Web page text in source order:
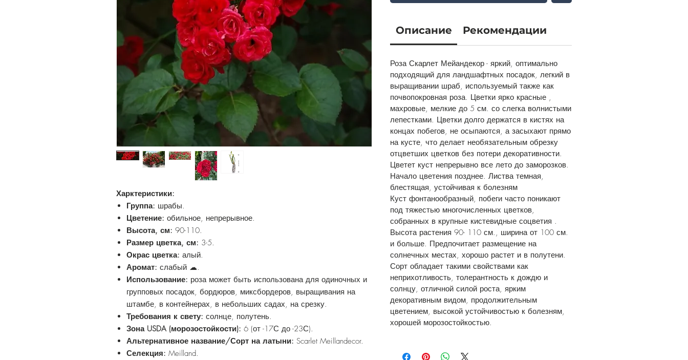
Харктеристики:
Группа: шрабы.
Цветение: обильное, непрерывное.
Высота, см: 90-110.
Размер цветка, см: 3-5.
Окрас цветка: алый.
Аромат: слабый ☁.
Использование: роза может быть использована для одиночных и
групповых посадок, бордюров, миксбордеров, выращивания на
штамбе, в контейнерах, в небольших садах, на срезку.
Требования к свету: солнце, полутень.
Зона USDA (морозостойкости): 6 (от -17С до -23С).
Альтернативное название/Сорт на латыни: Scarlet Meillandecor.
Селекция: Meilland.
Описание Рекомендации
Роза Скарлет Мейандекор - яркий, оптимально
подходящий для ландшафтных посадок, легкий в
выращивании шраб, используемый также как
почвопокровная роза. Цветки ярко красные ,
махровые, мелкие до 5 см. со слегка волнистыми
лепестками. Цветки долго держатся в кистях на
концах побегов, не осыпаются, а засыхают прямо
на кусте, что делает необязательным обрезку
отцветших цветков без потери декоративности.
Цветет куст непрерывно все лето до заморозков.
Начало цветения позднее. Листва темная,
блестящая, устойчивая к болезням
Куст фонтанообразный, побеги часто поникают
под тяжестью многочисленных цветков,
собранных в крупные кистевидные соцветия .
Высота растения 90- 110 см., ширина от 100 см.
и больше. Предпочитает размещение на
солнечных местах, хорошо растет и в полутени.
Сорт обладает такими свойствами как
неприхотливость, толерантность к дождю и
солнцу, отличной силой роста, ярким
декоративным видом, продолжительным
цветением, высокой устойчивостью к болезням,
хорошей морозостойкостью.